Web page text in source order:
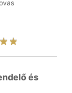
és